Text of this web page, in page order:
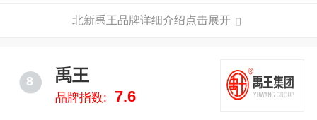
北新禹王品牌详细介绍点击展开
8 禹王
品牌指数: 7.6